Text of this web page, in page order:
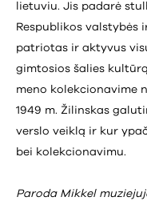
lietuviu. Jis padarė
Respublikos valstybės
patriotas ir aktyvus
gimtosios šalies
meno kolekcionavime
1949 m. Žilinskas
verslo veiklą ir kur
bei kolekcionavimu.
Paroda Mikkel